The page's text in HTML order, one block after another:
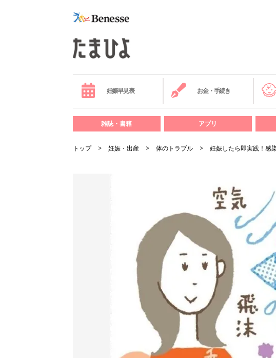
妊娠早見表 お金・手続き
雑誌・書籍 アプリ
トップ 妊娠・出産 体のトラブル 妊娠したら即実践！感